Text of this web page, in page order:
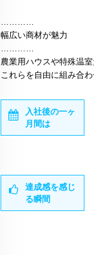
幅広い商材が魅力
農業用ハウスや特殊温
これらを自由に組み合
入社後の一ヶ
月間は
達成感を感じ
る瞬間